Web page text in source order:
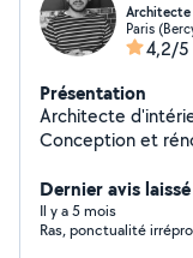
Paris
4,2/5
Présentation
Architecte
Conception et
conception jusqu'au suivi
espaces conception de cuisine et salle de bain plans 2D
et modélisation 3D choix matériaux et mobilier
Dernier avis
Il y a 5 mois
Ras, ponctualité